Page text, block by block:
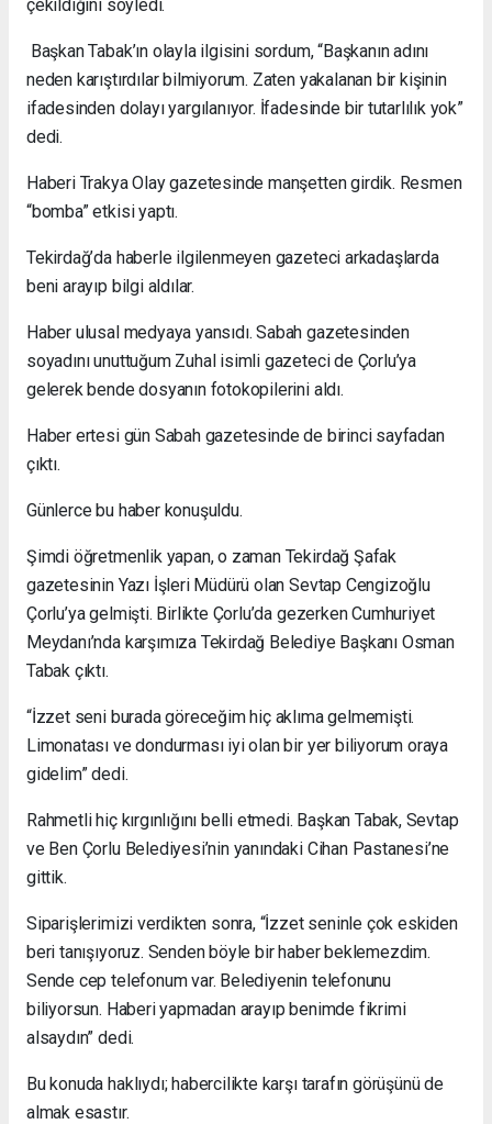
çekildiğini söyledi.
Başkan Tabak’ın olayla ilgisini sordum, “Başkanın adını
neden karıştırdılar bilmiyorum. Zaten yakalanan bir kişinin
ifadesinden dolayı yargılanıyor. İfadesinde bir tutarlılık yok”
dedi.
Haberi Trakya Olay gazetesinde manşetten girdik. Resmen
“bomba” etkisi yaptı.
Tekirdağ’da haberle ilgilenmeyen gazeteci arkadaşlarda
beni arayıp bilgi aldılar.
Haber ulusal medyaya yansıdı. Sabah gazetesinden
soyadını unuttuğum Zuhal isimli gazeteci de Çorlu’ya
gelerek bende dosyanın fotokopilerini aldı.
Haber ertesi gün Sabah gazetesinde de birinci sayfadan
çıktı.
Günlerce bu haber konuşuldu.
Şimdi öğretmenlik yapan, o zaman Tekirdağ Şafak
gazetesinin Yazı İşleri Müdürü olan Sevtap Cengizoğlu
Çorlu’ya gelmişti. Birlikte Çorlu’da gezerken Cumhuriyet
Meydanı’nda karşımıza Tekirdağ Belediye Başkanı Osman
Tabak çıktı.
“İzzet seni burada göreceğim hiç aklıma gelmemişti.
Limonatası ve dondurması iyi olan bir yer biliyorum oraya
gidelim” dedi.
Rahmetli hiç kırgınlığını belli etmedi. Başkan Tabak, Sevtap
ve Ben Çorlu Belediyesi’nin yanındaki Cihan Pastanesi’ne
gittik.
Siparişlerimizi verdikten sonra, “İzzet seninle çok eskiden
beri tanışıyoruz. Senden böyle bir haber beklemezdim.
Sende cep telefonum var. Belediyenin telefonunu
biliyorsun. Haberi yapmadan arayıp benimde fikrimi
alsaydın” dedi.
Bu konuda haklıydı; habercilikte karşı tarafın görüşünü de
almak esastır.